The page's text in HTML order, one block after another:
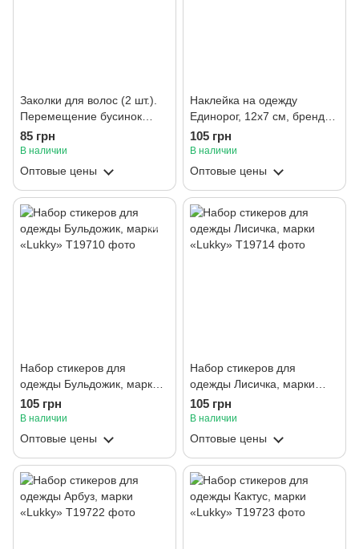
Заколки для волос (2 шт.).
Перемещение бусинок
внутри
85 грн
В наличии
Оптовые цены
Наклейка на одежду
Единорог, 12х7 см, бренд
"Lukky"
105 грн
В наличии
Оптовые цены
Набор стикеров для
одежды Бульдожик, марки
«Lukky»
105 грн
В наличии
Оптовые цены
Набор стикеров для
одежды Лисичка, марки
«Lukky»
105 грн
В наличии
Оптовые цены